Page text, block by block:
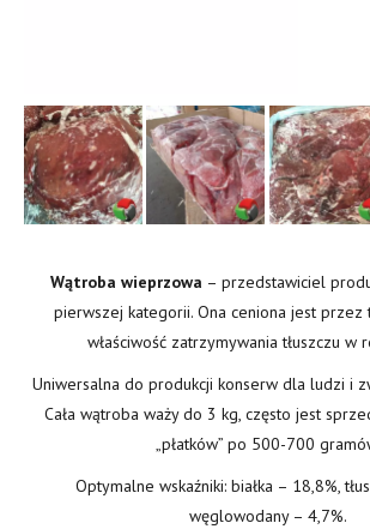
Wątroba wieprzowa – przedstawiciel
pierwszej kategorii. Ona ceniona jest przez
właściwość zatrzymywania tłuszczu w
Uniwersalna do produkcji konserw dla ludzi i
Cała wątroba waży do 3 kg, często jest
„płatków” po 500-700
Optymalne wskaźniki: białka – 18,8%,
węglowodany – 4,7%.